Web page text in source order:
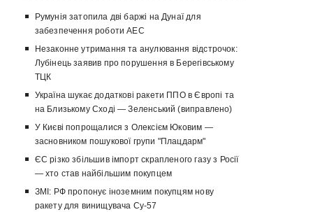
Румунія затопила дві баржі на Дунаї для
забезпечення роботи АЕС
Незаконне утримання та анулювання відстрочок:
Лубінець заявив про порушення в Берегівському
ТЦК
Україна шукає додаткові ракети ППО в Європі та
на Близькому Сході — Зеленський (виправлено)
У Києві попрощалися з Олексієм Юковим —
засновником пошукової групи "Плацдарм"
ЄС різко збільшив імпорт скрапленого газу з Росії
— хто став найбільшим покупцем
ЗМІ: РФ пропонує іноземним покупцям нову
ракету для винищувача Су-57